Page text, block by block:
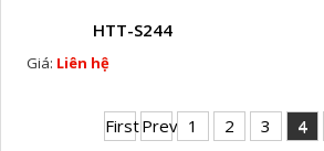
HTT-S244
Giá: Liên hệ
FirstPrev 1 2 3 4